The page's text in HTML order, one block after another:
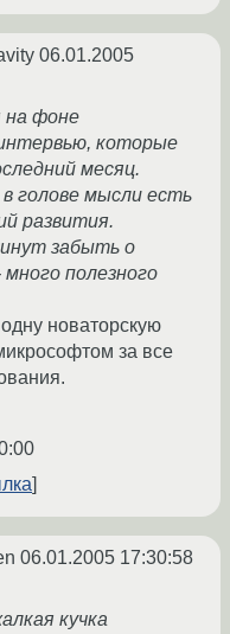
06.01.2005
на фоне
которые
месяц.
голове мысли есть
развития.
забыть о
много полезного
новаторскую
за все
06.01.2005 17:30:58
кучка